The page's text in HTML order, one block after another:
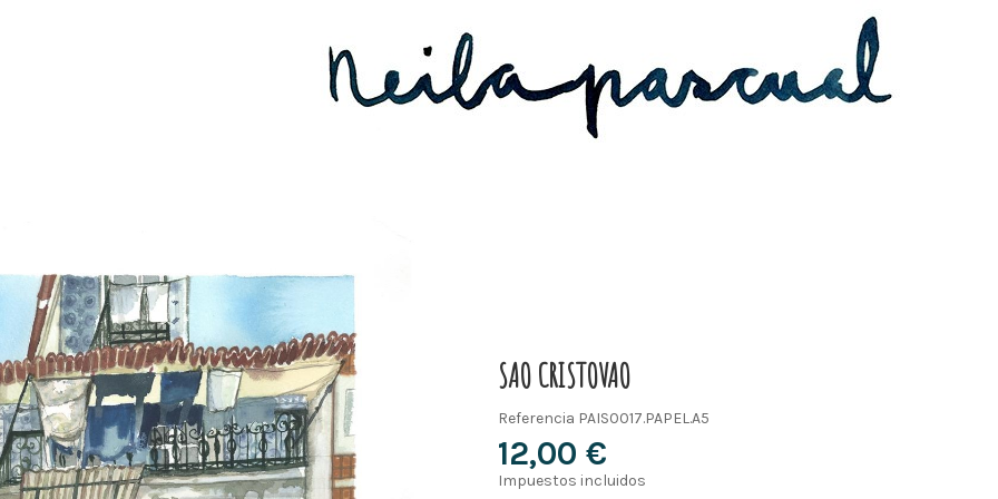
SAO CRISTOVAO
Referencia PAIS0017.PAPEL.A5
12,00 €
Impuestos incluidos